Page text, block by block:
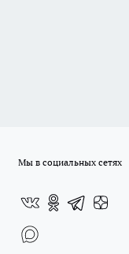
Мы в социальных сетях